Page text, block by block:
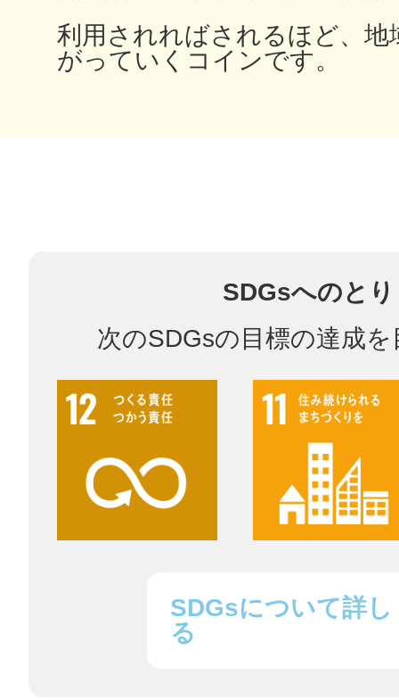
利用されればされるほど、地
がっていくコインです。
SDGsへのと
次のSDGsの目標の達成
SDGsについて詳し
る
多度津
八尾
鎌倉
相模原